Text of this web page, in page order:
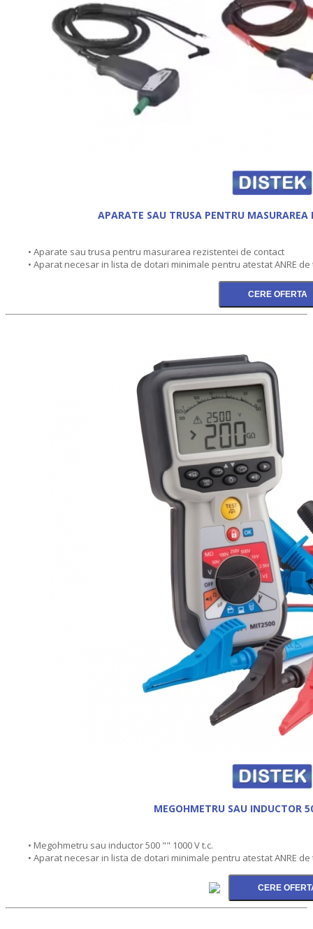
APARATE SAU TRUSA PENTRU
• Aparate sau trusa pentru masurarea rezistentei de contact
• Aparat necesar in lista de dotari minimale pentru atestat ANRE de
MEGOHMETRU SAU INDUCTOR
• Megohmetru sau inductor 500 "" 1000 V t.c.
• Aparat necesar in lista de dotari minimale pentru atestat ANRE de